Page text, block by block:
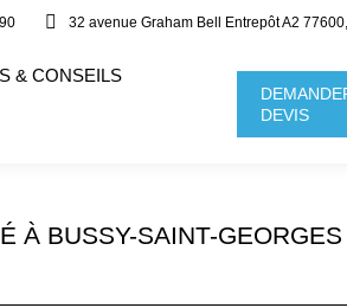
32 avenue Graham Bell Entrepôt A2
& CONSEILS
DEVIS
À BUSSY-SAINT-GEORGES